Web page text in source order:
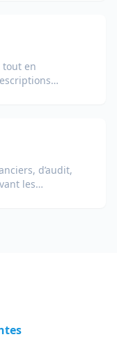
tout en
d’audit,
les